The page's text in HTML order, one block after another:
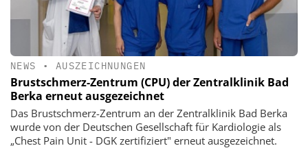
NEWS • AUSZEICHNUNGEN
Brustschmerz-Zentrum (CPU) der Zentralklinik Bad
Berka erneut ausgezeichnet
Das Brustschmerz-Zentrum an der Zentralklinik Bad Berka
wurde von der Deutschen Gesellschaft für Kardiologie als
„Chest Pain Unit - DGK zertifiziert" erneut ausgezeichnet.